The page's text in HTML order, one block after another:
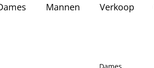
Mannen Verkoop
Dames